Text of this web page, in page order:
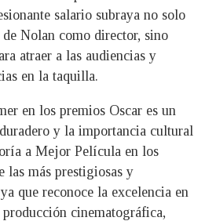
salario subraya no solo
Nolan como director, sino
atraer a las audiencias y
en la taquilla.
en los premios Oscar es un
y la importancia cultural
a Mejor Película en los
las más prestigiosas y
que reconoce la excelencia en
cinematográfica,